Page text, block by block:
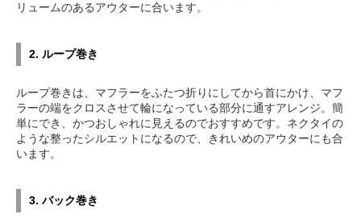
リュームのあるアウターに合います。
2. ループ巻き
ループ巻きは、マフラーをふたつ折りにしてから首にかけ、マフ
ラーの端をクロスさせて輪になっている部分に通すアレンジ。簡
単にでき、かつおしゃれに見えるのでおすすめです。ネクタイの
ような整ったシルエットになるので、きれいめのアウターにも合
います。
3. バック巻き